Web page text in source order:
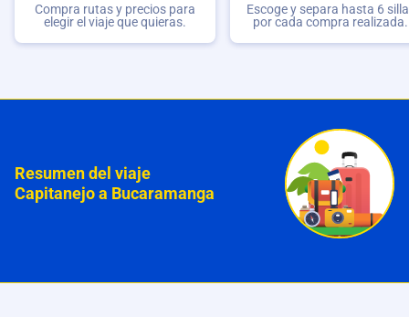
Compra rutas y precios para
elegir el viaje que quieras.
Escoge y separa hasta 6
por cada compra realizada.
Resumen del viaje
Capitanejo a Bucaramanga